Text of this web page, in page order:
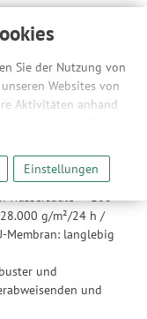
Sie der Nutzung von
Websites von
Aktivitäten anhand
Dies
nutzungsbasierte
Funktionalitäten
verbessern. Dabei
und Werbepartner
zum
Inhalten und der
Werbung.
den Drittanbietern
Diese
Einstellungen
PU-Membran des
wasserdicht bei
mehr man schwitzt.
g/m²/24 h /
Membran: langlebig
und
und